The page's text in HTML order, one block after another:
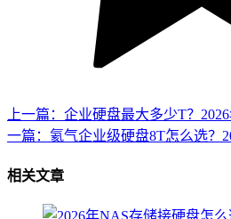
上一篇：企业硬盘最大多少T？
一篇：氦气企业级硬盘8T怎么选？
相关文章